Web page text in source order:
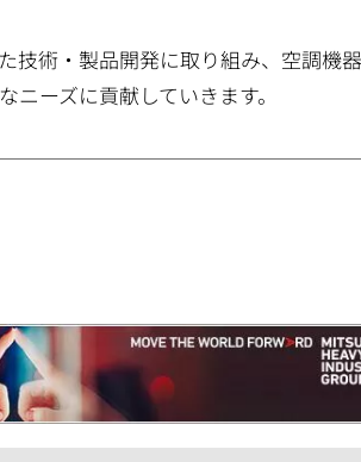
技術・製品開発に取り組み、空調機
ーズに貢献していきます。